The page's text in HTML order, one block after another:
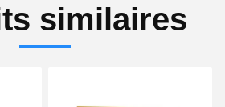
similaires